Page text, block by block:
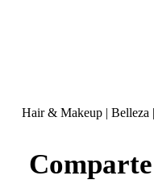
Hair & Makeup | Belleza |